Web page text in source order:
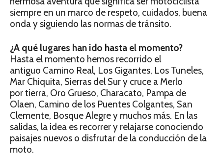
siempre en un marco de respeto, cuidados, buena
onda y siguiendo las normas de tránsito.
¿A qué lugares han ido hasta el momento?
Hasta el momento hemos recorrido el
antiguo Camino Real, Los Gigantes, Los Tuneles,
Mar Chiquita, Sierras del Sur y cruce a Merlo
por tierra, Oro Grueso, Characato, Pampa de
Olaen, Camino de los Puentes Colgantes, San
Clemente, Bosque Alegre y muchos más. En las
salidas, la idea es recorrer y relajarse conociendo
paisajes nuevos o disfrutar de la conducción de la
moto.